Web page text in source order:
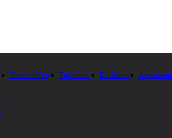
Συνεντεύξεις Τηλεόαση Exclusive Αφιέρωμα